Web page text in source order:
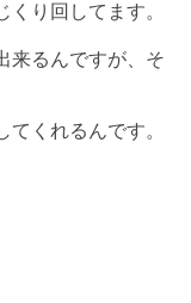
り回してます。
来るんですが、そ
くれるんです。